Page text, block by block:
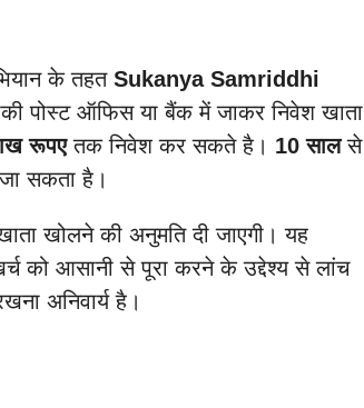
के तहत Sukanya Samriddhi
पोस्ट ऑफिस या बैंक में जाकर निवेश खाता
रूपएतक निवेश कर सकते है। 10 सालसे
सकता है।
खोलने की अनुमति दी जाएगी। यह
को आसानी से पूरा करने के उद्देश्य से लांच
अनिवार्य है।